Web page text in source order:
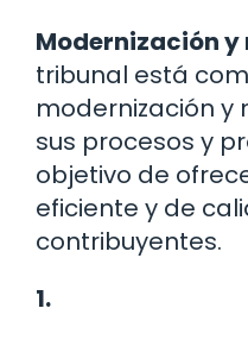
Modernización
tribunal está
modernización y
sus procesos y
objetivo de
eficiente y de
contribuyentes.
1.